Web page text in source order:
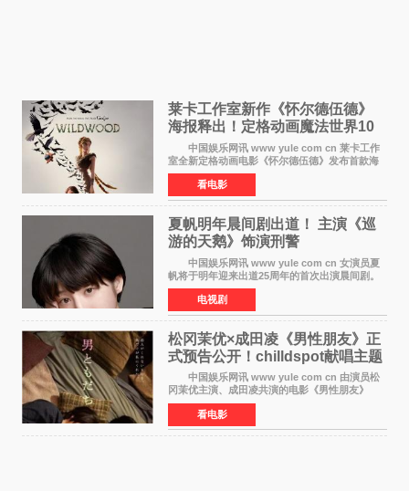
莱卡工作室新作《怀尔德伍德》
海报释出！定格动画魔法世界10
月开启
中国娱乐网讯 www yule com cn 莱卡工作
室全新定格动画电影《怀尔德伍德》发布首款海
报，女孩为找回弟弟走入黑暗、宏大的林中魔法
世界，一场关于勇气与亲情的奇幻冒险即将展
开。 本片由特
看电影
夏帆明年晨间剧出道！ 主演《巡
游的天鹅》饰演刑警
中国娱乐网讯 www yule com cn 女演员夏
帆将于明年迎来出道25周年的首次出演晨间剧。
NHK于8月4日宣布她将出演明年（2027年度）上
半期的晨间剧《巡游的天鹅》，饰演与女主角森
田望智饰演的生
电视剧
松冈茉优×成田凌《男性朋友》正
式预告公开！chilldspot献唱主题
中国娱乐网讯 www yule com cn 由演员松
冈茉优主演、成田凌共演的电影《男性朋友》
（三岛有纪子执导，11月6日上映）于8月5日公开
正式视觉图与正式预告片。同时，三人乐队
chilldspot为该片创
看电影